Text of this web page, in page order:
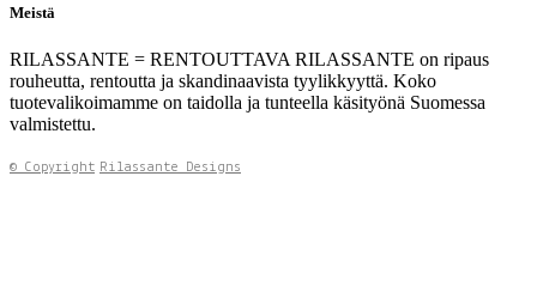
Meistä
RILASSANTE = RENTOUTTAVA RILASSANTE on ripaus
rouheutta, rentoutta ja skandinaavista tyylikkyyttä. Koko
tuotevalikoimamme on taidolla ja tunteella käsityönä Suomessa
valmistettu.
© Copyright Rilassante Designs